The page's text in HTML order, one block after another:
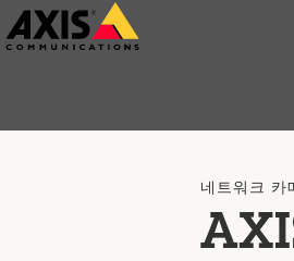
주
요
네트워크 카